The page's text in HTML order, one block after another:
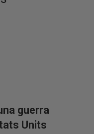
guerra
Units